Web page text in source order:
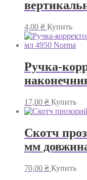
4,00 ₴ Купить
Ручка-
17,00 ₴ Купить
Скотч
мм
70,00 ₴ Купить